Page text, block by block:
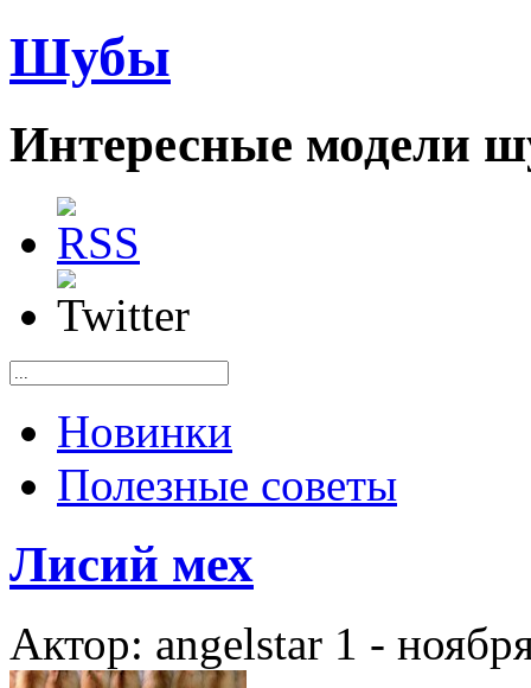
Шубы
Интересные модели
Новинки
Полезные советы
Лисий мех
Актор: angelstar 1 -